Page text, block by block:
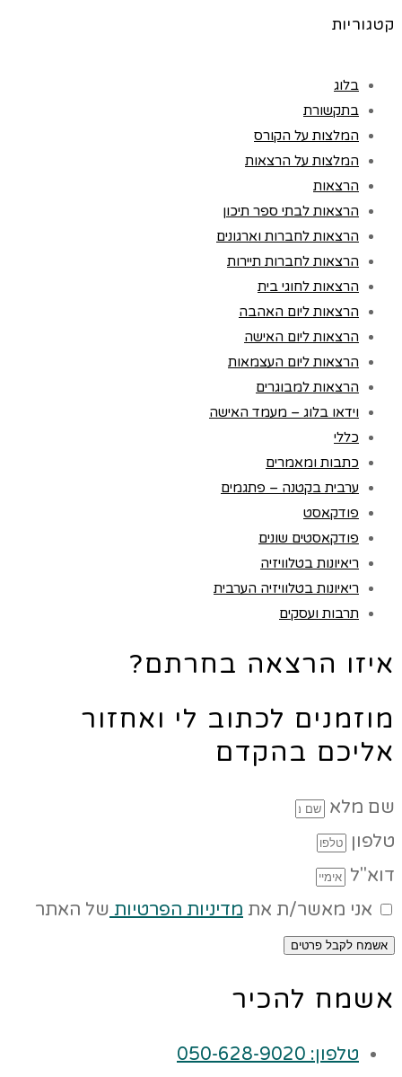
קטגוריות
בלוג
בתקשורת
המלצות על הקורס
המלצות על הרצאות
הרצאות
הרצאות לבתי ספר תיכון
הרצאות לחברות וארגונים
הרצאות לחברות תיירות
הרצאות לחוגי בית
הרצאות ליום האהבה
הרצאות ליום האישה
הרצאות ליום העצמאות
הרצאות למבוגרים
וידאו בלוג – מעמד האישה
כללי
כתבות ומאמרים
ערבית בקטנה – פתגמים
פודקאסט
פודקאסטים שונים
ריאיונות בטלוויזיה
ריאיונות בטלוויזיה הערבית
תרבות ועסקים
איזו הרצאה בחרתם?
מוזמנים לכתוב לי ואחזור
אליכם בהקדם
שם מלא
טלפון
דוא"ל
אני מאשר/ת את מדיניות הפרטיות של האתר
אשמח לקבל פרטים
אשמח להכיר
טלפון: 050-628-9020